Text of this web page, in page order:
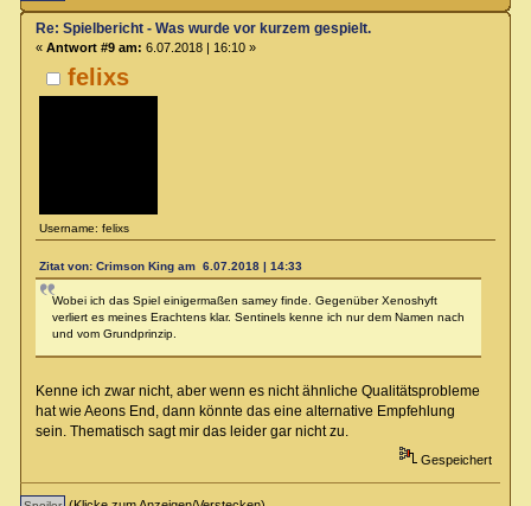
felixs
Username: felixs
Re: Spielbericht - Was wurde vor kurzem gespielt.
« Antwort #9 am: 6.07.2018 | 16:10 »
Zitat von: Crimson King am 6.07.2018 | 14:33
Wobei ich das Spiel einigermaßen samey finde. Gegenüber Xenoshyft
verliert es meines Erachtens klar. Sentinels kenne ich nur dem Namen nach
und vom Grundprinzip.
Kenne ich zwar nicht, aber wenn es nicht ähnliche Qualitätsprobleme
hat wie Aeons End, dann könnte das eine alternative Empfehlung
sein. Thematisch sagt mir das leider gar nicht zu.
Gespeichert